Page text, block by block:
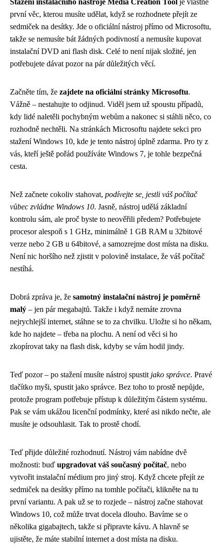
Stažení instalačního nástroje Media Creation Tool je vlastně
první věc, kterou musíte udělat, když se rozhodnete přejít ze
sedmiček na desítky. Jde o oficiální nástroj přímo od Microsoftu,
takže se nemusíte bát žádných podivností a nemusíte kupovat
instalační DVD ani flash disk. Celé to není nijak složité, jen
potřebujete dávat pozor na pár důležitých věcí.
Začněte tím, že zajdete na oficiální stránky Microsoftu.
Vážně – nestahujte to odjinud. Viděl jsem už spoustu případů,
kdy lidé naletěli pochybným webům a nakonec si stáhli něco, co
rozhodně nechtěli. Na stránkách Microsoftu najdete sekci pro
stažení Windows 10, kde je tento nástroj úplně zdarma. Pro ty z
vás, kteří ještě pořád používáte Windows 7, je tohle bezpečná
cesta.
Než začnete cokoliv stahovat, podívejte se, jestli váš počítač
vůbec zvládne Windows 10. Jasně, nástroj udělá základní
kontrolu sám, ale proč byste to neověřili předem? Potřebujete
procesor alespoň s 1 GHz, minimálně 1 GB RAM u 32bitové
verze nebo 2 GB u 64bitové, a samozrejme dost místa na disku.
Není nic horšího než zjistit v polovině instalace, že váš počítač
nestíhá.
Dobrá zpráva je, že samotný instalační nástroj je poměrně
malý – jen pár megabajtů. Takže i když nemáte zrovna
nejrychlejší internet, stáhne se to za chvilku. Uložte si ho někam,
kde ho najdete – třeba na plochu. A není od věci si ho
zkopírovat taky na flash disk, kdyby se vám hodil jindy.
Teď pozor – po stažení musíte nástroj spustit jako správce. Pravé
tlačítko myši, spustit jako správce. Bez toho to prostě nepůjde,
protože program potřebuje přístup k důležitým částem systému.
Pak se vám ukážou licenční podmínky, které asi nikdo nečte, ale
musíte je odsouhlasit. Tak to prostě chodí.
Teď přijde důležité rozhodnutí. Nástroj vám nabídne dvě
možnosti: buď upgradovat váš současný počítač, nebo
vytvořit instalační médium pro jiný stroj. Když chcete přejít ze
sedmiček na desítky přímo na tomhle počítači, klikněte na tu
první variantu. A pak už se to rozjede – nástroj začne stahovat
Windows 10, což může trvat docela dlouho. Bavíme se o
několika gigabajtech, takže si připravte kávu. A hlavně se
ujistěte, že máte stabilní internet a dost místa na disku.